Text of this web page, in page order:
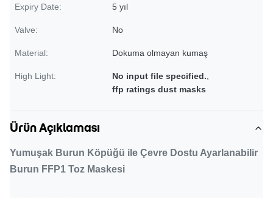
Expiry Date: 5 yıl
Valve: No
Material: Dokuma olmayan kumaş
High Light: No input file specified.
ffp ratings dust masks
Ürün Açıklaması
Yumuşak Burun Köpüğü ile Çevre Dostu Ayarlanabilir
Burun FFP1 Toz Maskesi